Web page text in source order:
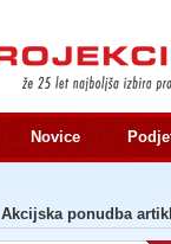
Novice
Akcijska ponudba